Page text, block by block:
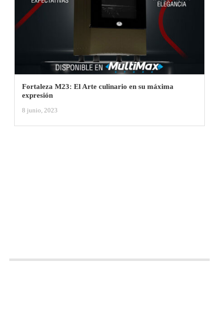
Fortaleza M23: El Arte culinario en su máxima
expresión
8 junio, 2023